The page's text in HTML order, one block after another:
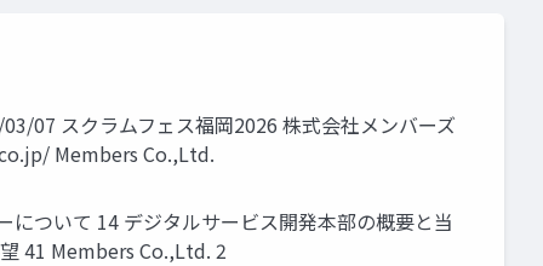
07 スクラムフェス福岡2026 株式会社メンバーズ
Members Co.,Ltd.
ついて 14 デジタルサービス開発本部の概要と当
41 Members Co.,Ltd. 2